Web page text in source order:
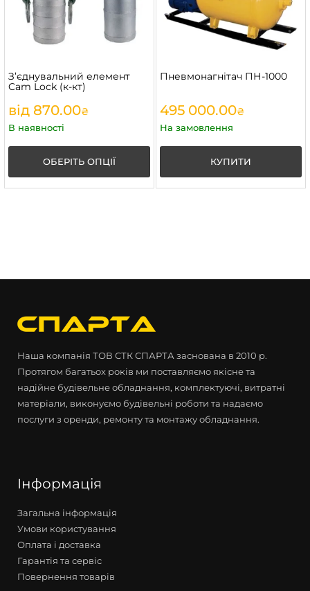
З’єднувальний елемент
Cam Lock (к-кт)
від 870.00₴
В наявності
ОБЕРІТЬ ОПЦІЇ
Пневмонагнітач ПН-1000
495 000.00₴
На замовлення
КУПИТИ
Наша компанія ТОВ СТК СПАРТА заснована в 2010 р.
Протягом багатьох років ми поставляємо якісне та
надійне будівельне обладнання, комплектуючі, витратні
матеріали, виконуємо будівельні роботи та надаємо
послуги з оренди, ремонту та монтажу обладнання.
Інформація
Загальна інформація
Умови користування
Оплата і доставка
Гарантія та сервіс
Повернення товарів